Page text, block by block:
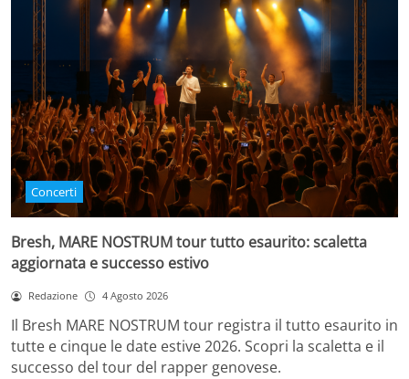
Concerti
Bresh, MARE NOSTRUM tour tutto esaurito: scaletta
aggiornata e successo estivo
Redazione 4 Agosto 2026
Il Bresh MARE NOSTRUM tour registra il tutto esaurito in
tutte e cinque le date estive 2026. Scopri la scaletta e il
successo del tour del rapper genovese.